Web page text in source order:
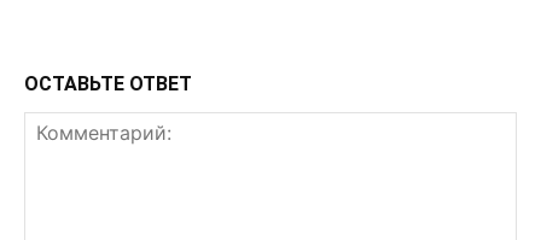
ОСТАВЬТЕ ОТВЕТ